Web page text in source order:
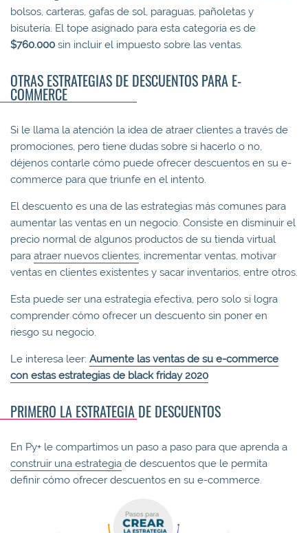
bolsos, carteras, gafas de sol, paraguas, pañoletas y
bisutería. El tope asignado para esta categoría es de
$760.000 sin incluir el impuesto sobre las ventas.
OTRAS ESTRATEGIAS DE DESCUENTOS PARA E-
COMMERCE
Si le llama la atención la idea de atraer clientes a través de
promociones, pero tiene dudas sobre si hacerlo o no,
déjenos contarle cómo puede ofrecer descuentos en su e-
commerce para que triunfe en el intento.
El descuento es una de las estrategias más comunes para
aumentar las ventas en un negocio. Consiste en disminuir el
precio normal de algunos productos de su tienda virtual
para atraer nuevos clientes, incrementar ventas, motivar
ventas en clientes existentes y sacar inventarios, entre otros.
Esta puede ser una estrategia efectiva, pero solo si logra
comprender cómo ofrecer un descuento sin poner en
riesgo su negocio.
Le interesa leer: Aumente las ventas de su e-commerce
con estas estrategias de black friday 2020
PRIMERO LA ESTRATEGIA DE DESCUENTOS
En Py+ le compartimos un paso a paso para que aprenda a
construir una estrategia de descuentos que le permita
definir cómo ofrecer descuentos en su e-commerce.